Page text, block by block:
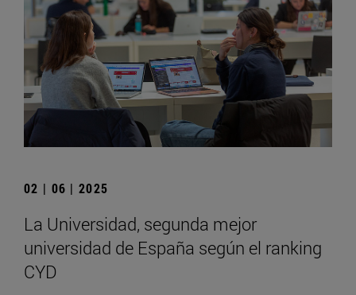
02 | 06 | 2025
La Universidad, segunda mejor
universidad de España según el ranking
CYD